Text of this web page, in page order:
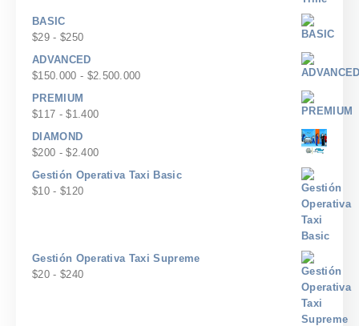
BASIC
$29 - $250Rango
precios:
desde
hasta
ADVANCED
$150.000 - $2.500.000Rango
$2.500.000
PREMIUM
$117 - $1.400Rango
$117
DIAMOND
$200 - $2.400Rango
Gestión Operativa Taxi Basic
$10 - $120Rango
$10
hasta
Gestión Operativa Taxi Supreme
$20 - $240Rango